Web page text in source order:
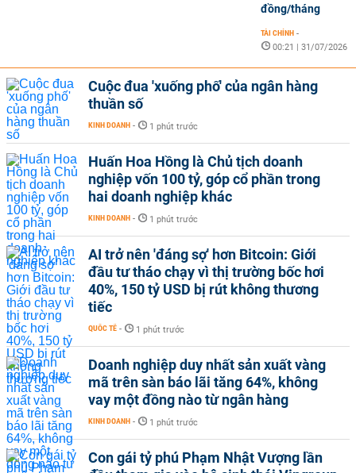
đồng/tháng
TÀI CHÍNH -
00:21 | 31/07/2026
Cuộc đua 'xuống phố' của ngân hàng
thuần số
KINH DOANH - 1 phút trước
Huấn Hoa Hồng là Chủ tịch doanh
nghiệp vốn 100 tỷ, góp cổ phần trong
hai doanh nghiệp khác
KINH DOANH - 1 phút trước
AI trở nên 'đáng sợ' hơn Bitcoin: Giới
đầu tư tháo chạy vì thị trường bốc hơi
40%, 150 tỷ USD bị rút không thương
tiếc
QUỐC TẾ - 1 phút trước
Doanh nghiệp duy nhất sản xuất vàng
mã trên sàn báo lãi tăng 64%, không
vay một đồng nào từ ngân hàng
KINH DOANH - 1 phút trước
Con gái tỷ phú Phạm Nhật Vượng lần